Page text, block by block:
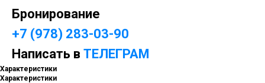
Бронирование
+7 (978) 283-03-90
Написать в ТЕЛЕГРАМ
Характеристики
Характеристики